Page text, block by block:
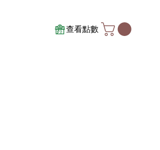
查看點數